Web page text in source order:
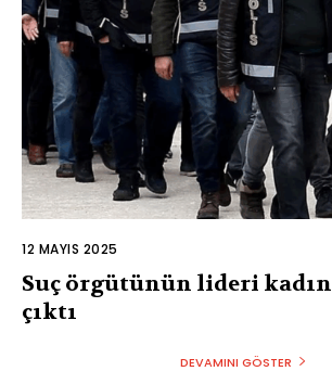
12 MAYIS 2025
Suç örgütünün lideri kadın
çıktı
DEVAMINI GÖSTER